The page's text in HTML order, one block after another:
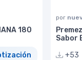
180
por
Sabor
+53